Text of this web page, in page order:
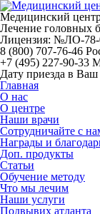
Медицинский
Лечение головных
Лицензия: №ЛО-78-
8 (800) 707-76-46
+7 (495) 227-90-33
Дату приезда в Ваш
Главная
О нас
О центре
Наши врачи
Сотрудничайте с
Награды и
Доп. продукты
Статьи
Обучение методу
Что мы лечим
Наши услуги
Подвывих атланта